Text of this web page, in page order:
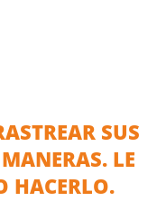
SUS
LE
HACERLO.